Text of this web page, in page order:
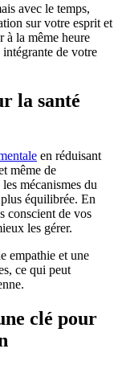
avec le temps,
sur votre esprit et
à la même heure
de votre
la santé
en réduisant
même de
mécanismes du
équilibrée. En
conscient de vos
les gérer.
empathie et une
ce qui peut
clé pour